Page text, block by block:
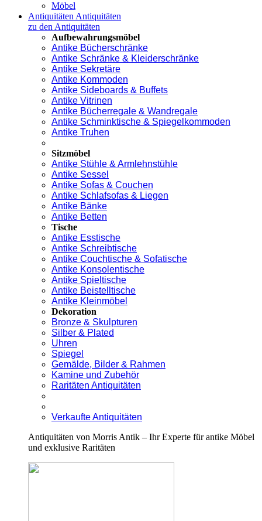
Möbel
Antiquitäten Antiquitäten
zu den Antiquitäten
Aufbewahrungsmöbel
Antike Bücherschränke
Antike Schränke & Kleiderschränke
Antike Sekretäre
Antike Kommoden
Antike Sideboards & Buffets
Antike Vitrinen
Antike Bücherregale & Wandregale
Antike Schminktische & Spiegelkommoden
Antike Truhen
Sitzmöbel
Antike Stühle & Armlehnstühle
Antike Sessel
Antike Sofas & Couchen
Antike Schlafsofas & Liegen
Antike Bänke
Antike Betten
Tische
Antike Esstische
Antike Schreibtische
Antike Couchtische & Sofatische
Antike Konsolentische
Antike Spieltische
Antike Beistelltische
Antike Kleinmöbel
Dekoration
Bronze & Skulpturen
Silber & Plated
Uhren
Spiegel
Gemälde, Bilder & Rahmen
Kamine und Zubehör
Raritäten Antiquitäten
Verkaufte Antiquitäten
Antiquitäten von Morris Antik – Ihr Experte für antike Möbel
und exklusive Raritäten